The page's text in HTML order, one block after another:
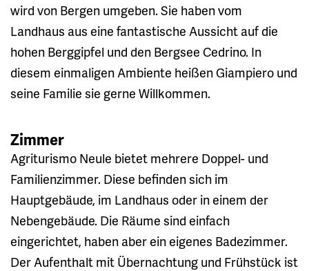
wird von Bergen umgeben. Sie haben vom
Landhaus aus eine fantastische Aussicht auf die
hohen Berggipfel und den Bergsee Cedrino. In
diesem einmaligen Ambiente heißen Giampiero und
seine Familie sie gerne Willkommen.
Zimmer
Agriturismo Neule bietet mehrere Doppel- und
Familienzimmer. Diese befinden sich im
Hauptgebäude, im Landhaus oder in einem der
Nebengebäude. Die Räume sind einfach
eingerichtet, haben aber ein eigenes Badezimmer.
Der Aufenthalt mit Übernachtung und Frühstück ist